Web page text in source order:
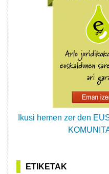
Ikusi hemen zer den
ETIKETAK